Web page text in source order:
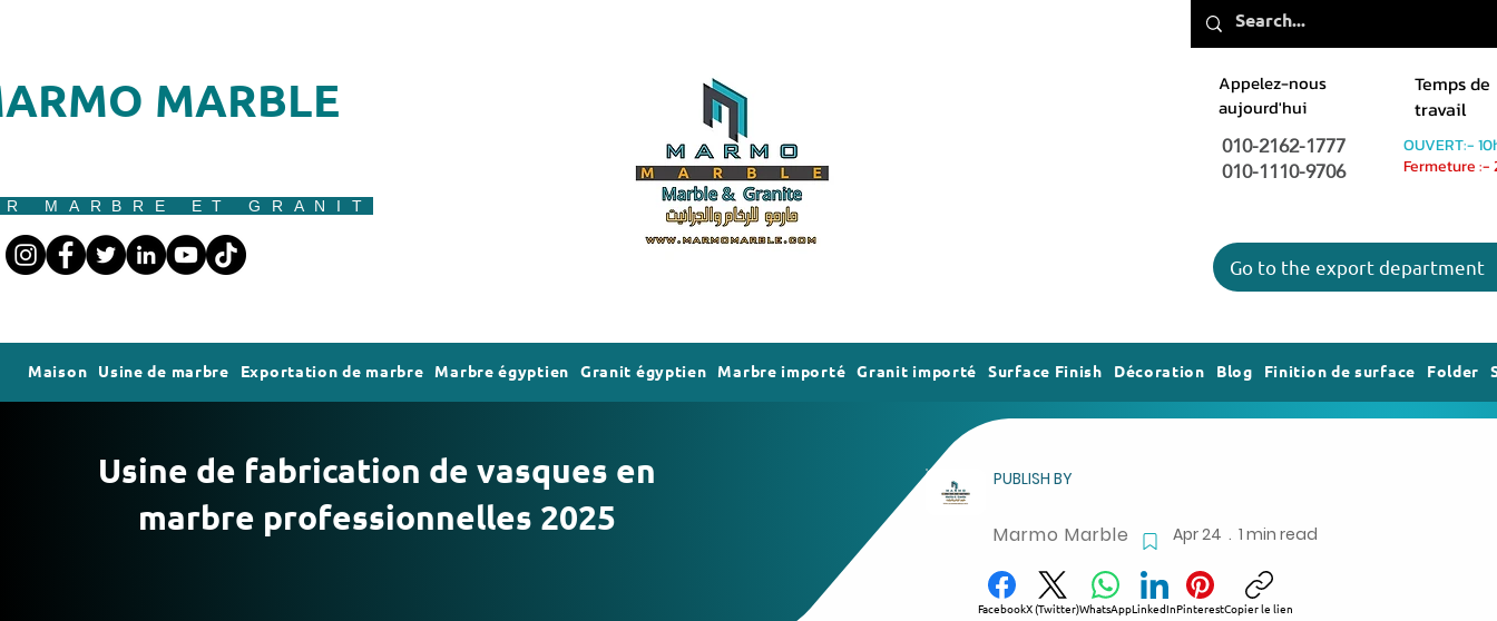
MARBLE
MARBRE ET GRANIT
Appelez-nous
aujourd'hui
010-2162-1777
010-1110-9706
Temps de
travail
OUVERT:-
Fermeture :-
Go to the export department
Maison Usine de marbre Exportation de marbre Marbre égyptien Granit égyptien Marbre importé Granit importé Surface Finish Décoration Blog Finition de surface Folder
Usine de fabrication de vasques en
marbre professionnelles 2025
PUBLISH BY
Marmo Marble Apr 24 . 1 min read
FacebookX (Twitter)WhatsAppLinkedInPinterestCopier le lien